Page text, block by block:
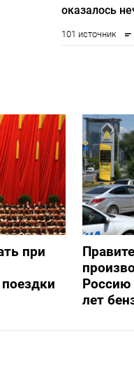
при
Россию
лет